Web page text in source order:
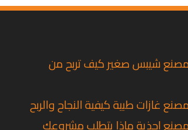
شيبس صغير كيف تربح من
غازات طبية كيفية النجاح والربح
احذية ماذا يتطلب مشروعك